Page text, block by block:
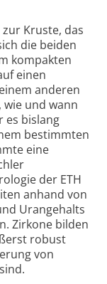
Kruste, das
die beiden
kompakten
einen
anderen
und wann
es bislang
bestimmten
eine
der ETH
anhand von
Urangehalts
Zirkone bilden
robust
von